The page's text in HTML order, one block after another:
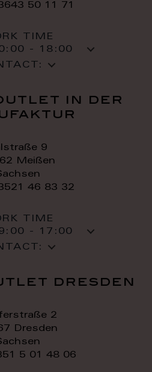
50 11 71
TIME
- 18:00
in der
9
Meißen
46 83 32
TIME
- 17:00
dresden
2
Dresden
5 01 48 06